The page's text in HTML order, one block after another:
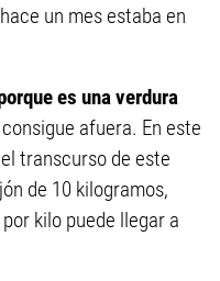
un mes estaba en
es una verdura
afuera. En este
transcurso de este
de 10 kilogramos,
kilo puede llegar a